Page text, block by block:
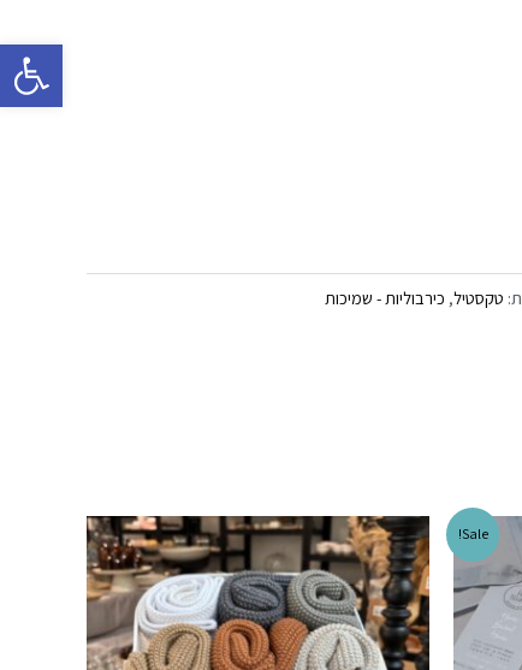
פתח
טקסטיל, כירבוליות - שמיכות
Sale!